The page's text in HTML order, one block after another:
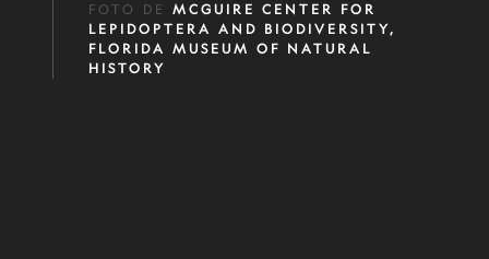
FOTO DE MCGUIRE CENTER FOR
LEPIDOPTERA AND BIODIVERSITY,
FLORIDA MUSEUM OF NATURAL
HISTORY